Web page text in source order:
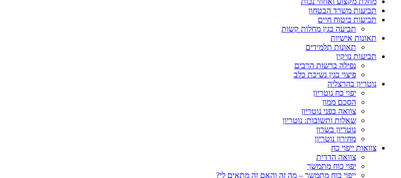
תביעות משרד הבטחון
תביעות ביטוח חיים
תביעה בגין מחלות קשות
תאונות אישיות
תאונות תלמידים
תביעות נזיקין
נפילה ברשות הרבים
פיצוי בגין נשיכת כלב
נוטריון בהרצליה
יפוי כח נוטריון
הסכם ממון
צוואה בפני נוטריון
שאלות ותשובות: נוטריון
נוטריון בשרון
מחירון נוטריון
צוואות ייפוי כח
צוואה הדדית
יפוי כוח מתמשך
ייפוי כוח מתמשך – מה זה והאם זה מתאים לי?